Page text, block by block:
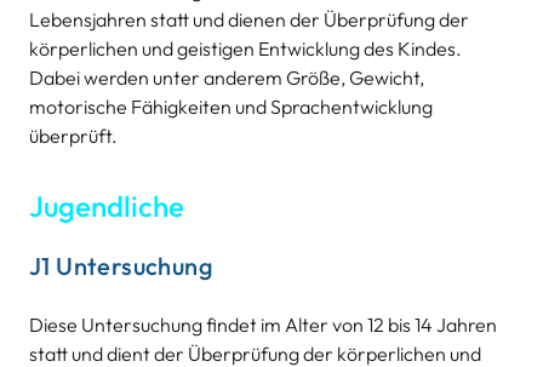
Lebensjahren statt und dienen der Überprüfung der
körperlichen und geistigen Entwicklung des Kindes.
Dabei werden unter anderem Größe, Gewicht,
motorische Fähigkeiten und Sprachentwicklung
überprüft.
Jugendliche
J1 Untersuchung
Diese Untersuchung findet im Alter von 12 bis 14 Jahren
statt und dient der Überprüfung der körperlichen und